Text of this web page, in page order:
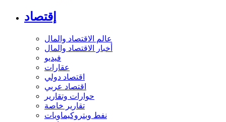
إقتصاد
عالم الاقتصاد والمال
أخبار الاقتصاد والمال
فيديو
عقارات
اقتصاد دولي
اقتصاد عربي
حوارات وتقارير
تقارير خاصة
نفط وبتروكيماويات